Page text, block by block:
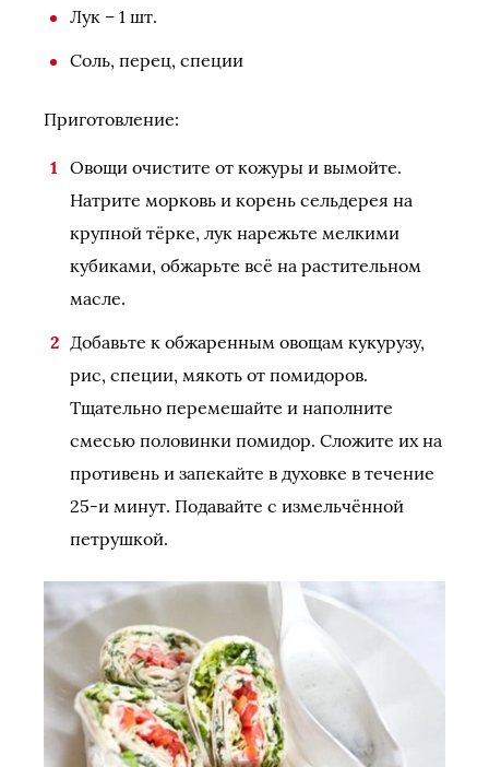
Лук – 1 шт.
Соль, перец, специи
Приготовление:
Овощи очистите от кожуры и вымойте.
Натрите морковь и корень сельдерея на
крупной тёрке, лук нарежьте мелкими
кубиками, обжарьте всё на растительном
масле.
Добавьте к обжаренным овощам кукурузу,
рис, специи, мякоть от помидоров.
Тщательно перемешайте и наполните
смесью половинки помидор. Сложите их на
противень и запекайте в духовке в течение
25-и минут. Подавайте с измельчённой
петрушкой.